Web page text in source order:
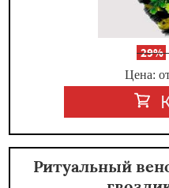
-29%
Цена:
Ритуальный